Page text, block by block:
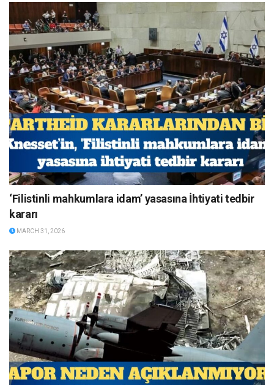
‘Filistinli mahkumlara idam’ yasasına İhtiyati tedbir
kararı
MARCH 31, 2026